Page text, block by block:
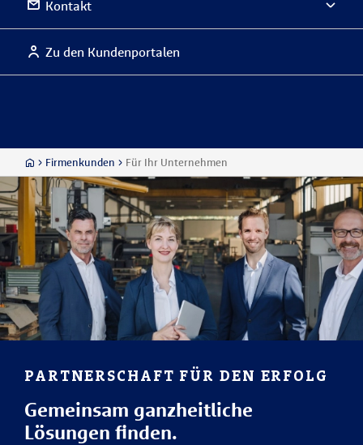
Kontakt
Zu den Kundenportalen
Firmenkunden Für Ihr Unternehmen
PARTNERSCHAFT FÜR DEN ERFOLG
Gemeinsam ganzheitliche
Lösungen finden.